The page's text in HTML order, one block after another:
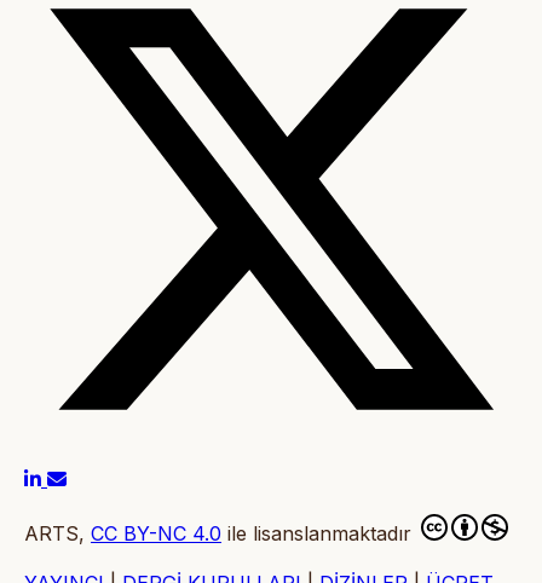
ARTS, CC BY-NC 4.0 ile lisanslanmaktadır